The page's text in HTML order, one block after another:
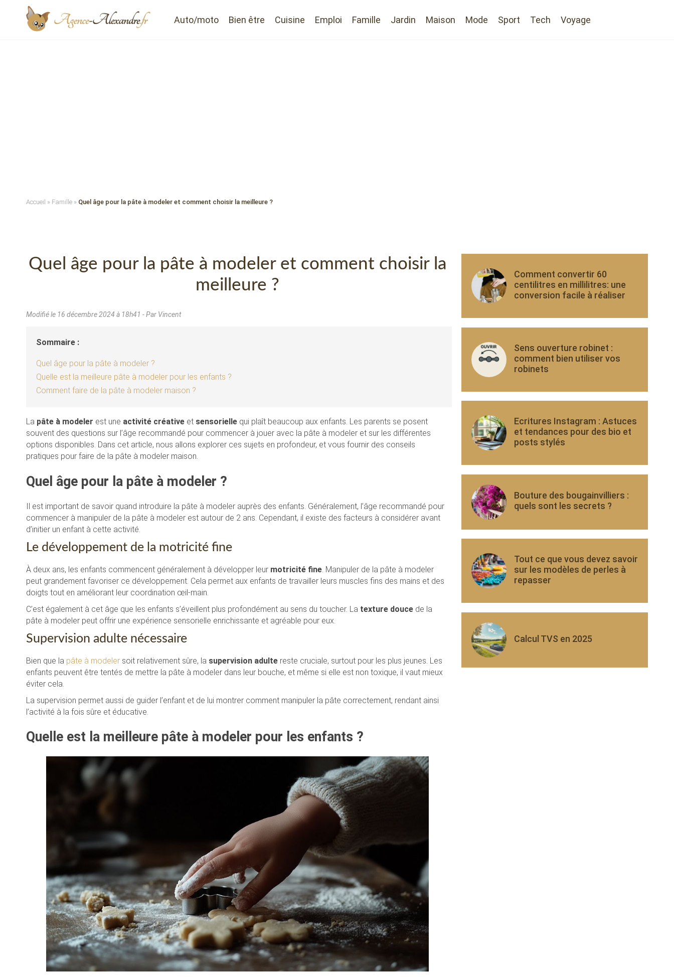
Auto/moto Bien être Cuisine Emploi Famille Jardin Maison Mode Sport Tech Voyage
Accueil » Famille » Quel âge pour la pâte à modeler et comment choisir la meilleure ?
Quel âge pour la pâte à modeler et comment choisir la
meilleure ?
Modifié le 16 décembre 2024 à 18h41 - Par Vincent
Sommaire :
Quel âge pour la pâte à modeler ?
Quelle est la meilleure pâte à modeler pour les enfants ?
Comment faire de la pâte à modeler maison ?
La pâte à modeler est une activité créative et sensorielle qui plaît beaucoup aux enfants. Les parents se posent
souvent des questions sur l’âge recommandé pour commencer à jouer avec la pâte à modeler et sur les différentes
options disponibles. Dans cet article, nous allons explorer ces sujets en profondeur, et vous fournir des conseils
pratiques pour faire de la pâte à modeler maison.
Quel âge pour la pâte à modeler ?
Il est important de savoir quand introduire la pâte à modeler auprès des enfants. Généralement, l’âge recommandé pour
commencer à manipuler de la pâte à modeler est autour de 2 ans. Cependant, il existe des facteurs à considérer avant
d’initier un enfant à cette activité.
Le développement de la motricité fine
À deux ans, les enfants commencent généralement à développer leur motricité fine. Manipuler de la pâte à modeler
peut grandement favoriser ce développement. Cela permet aux enfants de travailler leurs muscles fins des mains et des
doigts tout en améliorant leur coordination œil-main.
C’est également à cet âge que les enfants s’éveillent plus profondément au sens du toucher. La texture douce de la
pâte à modeler peut offrir une expérience sensorielle enrichissante et agréable pour eux.
Supervision adulte nécessaire
Bien que la pâte à modeler soit relativement sûre, la supervision adulte reste cruciale, surtout pour les plus jeunes. Les
enfants peuvent être tentés de mettre la pâte à modeler dans leur bouche, et même si elle est non toxique, il vaut mieux
éviter cela.
La supervision permet aussi de guider l’enfant et de lui montrer comment manipuler la pâte correctement, rendant ainsi
l’activité à la fois sûre et éducative.
Quelle est la meilleure pâte à modeler pour les enfants ?
Comment convertir 60
centilitres en millilitres: une
conversion facile à réaliser
Sens ouverture robinet :
comment bien utiliser vos
robinets
Ecritures Instagram : Astuces
et tendances pour des bio et
posts stylés
Bouture des bougainvilliers :
quels sont les secrets ?
Tout ce que vous devez savoir
sur les modèles de perles à
repasser
Calcul TVS en 2025